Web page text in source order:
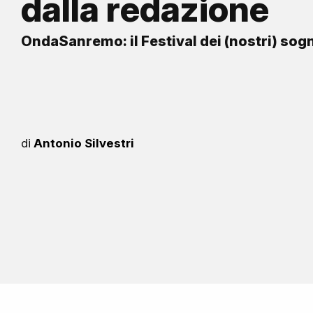
dalla redazione
OndaSanremo: il Festival dei (nostri)
di Antonio Silvestri